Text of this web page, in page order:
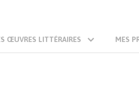
ŒUVRES LITTÉRAIRES MES